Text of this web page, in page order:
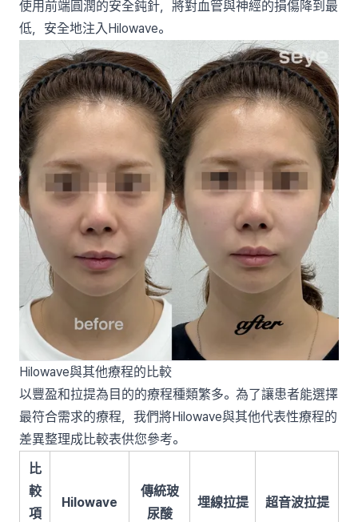
使用前端圓潤的安全鈍針，將對血管與神經的損傷降到最
低，安全地注入Hilowave。
Hilowave與其他療程的比較
以豐盈和拉提為目的的療程種類繁多。為了讓患者能選擇
最符合需求的療程，我們將Hilowave與其他代表性療程的
差異整理成比較表供您參考。
比
較
項
Hilowave
傳統玻
尿酸
埋線拉提 超音波拉提